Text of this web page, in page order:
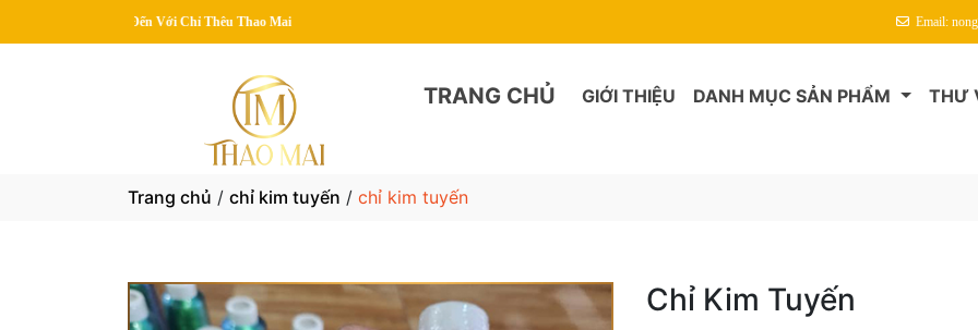
Với Chỉ Thêu Thao Mai Email:
TRANG CHỦ GIỚI THIỆU DANH MỤC SẢN PHẨM THƯ
Trang chủ / chỉ kim tuyến / chỉ kim tuyến
Chỉ Kim Tuyến